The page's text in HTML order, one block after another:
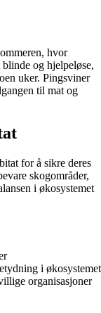
hvor
og hjelpeløse,
uker. Pingsviner
til mat og
for å sikre deres
skogområder,
i økosystemet
i økosystemet
organisasjoner